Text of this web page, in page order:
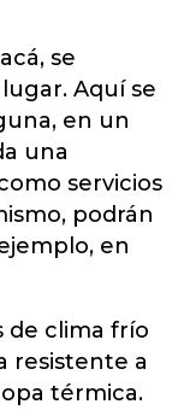
se
Aquí se
en un
una
servicios
podrán
en
de clima frío
resistente a
térmica.